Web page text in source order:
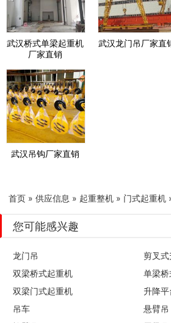
武汉桥式单梁起重机
厂家直销
武汉龙门吊厂家直
武汉吊钩厂家直销
首页 » 供应信息 » 起重整机 » 门式起重机
您可能感兴趣
龙门吊
剪叉
双梁桥式起重机
单梁
双梁门式起重机
升降平
吊车
悬臂吊